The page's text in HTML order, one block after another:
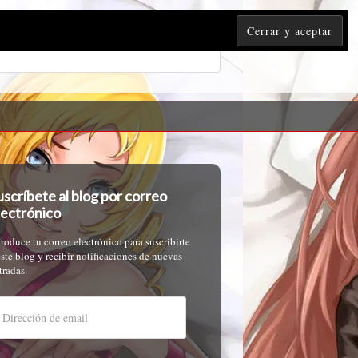
al blog por correo
tu correo electrónico para suscribirte
blog y recibir notificaciones de nuevas